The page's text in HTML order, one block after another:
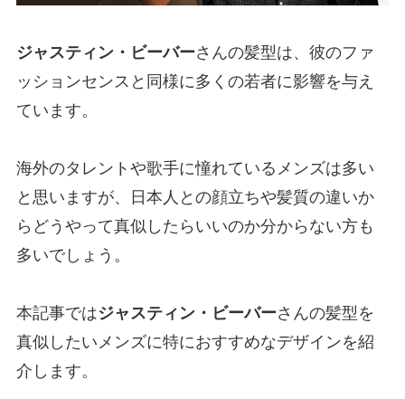
ジャスティン・ビーバーさんの髪型は、彼のファ
ッションセンスと同様に多くの若者に影響を与え
ています。
海外のタレントや歌手に憧れているメンズは多い
と思いますが、日本人との顔立ちや髪質の違いか
らどうやって真似したらいいのか分からない方も
多いでしょう。
本記事ではジャスティン・ビーバーさんの髪型を
真似したいメンズに特におすすめなデザインを紹
介します。